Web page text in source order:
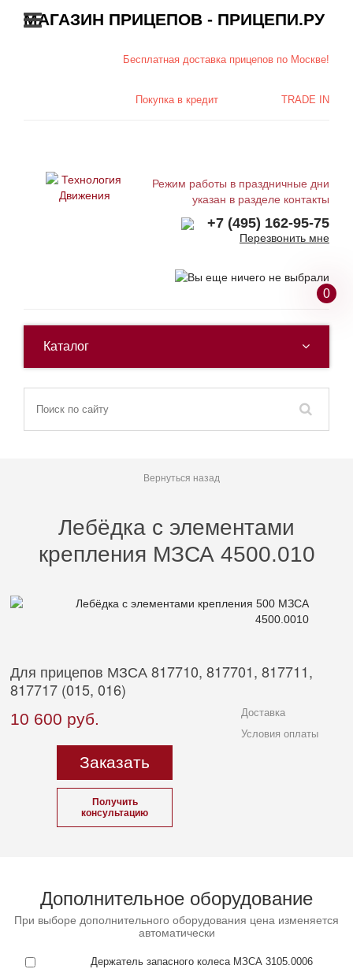
МАГАЗИН ПРИЦЕПОВ - ПРИЦЕПИ.РУ
Бесплатная доставкаприцепов по Москве!
TRADE IN
Покупка в кредит
Режим работы в праздничные дни
указан в разделе контакты
+7 (495) 162-95-75
Перезвонить мне
0
Каталог
Вернуться назад
Лебёдка с элементами
крепления МЗСА 4500.010
Для прицепов МЗСА 817710, 817701, 817711,
817717 (015, 016)
10 600 руб.
Доставка
Условия оплаты
Заказать
Получить
консультацию
Дополнительное оборудование
При выборе дополнительного оборудования цена изменяется
автоматически
Держатель запасного колеса МЗСА 3105.0006